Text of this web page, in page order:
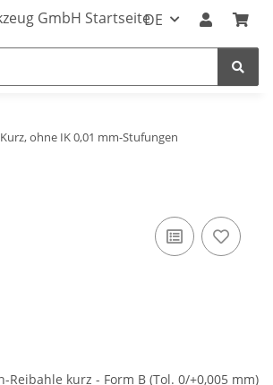
DE
Kurz, ohne IK 0,01 mm-Stufungen